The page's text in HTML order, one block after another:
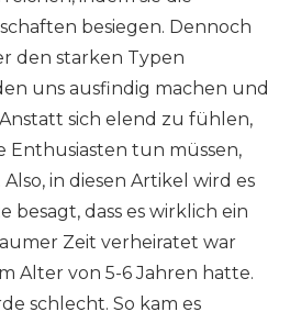
besiegen. Dennoch
den starken Typen
uns ausfindig machen und
sich elend zu fühlen,
Enthusiasten tun müssen,
in diesen Artikel wird es
besagt, dass es wirklich ein
Zeit verheiratet war
Alter von 5-6 Jahren hatte.
schlecht. So kam es